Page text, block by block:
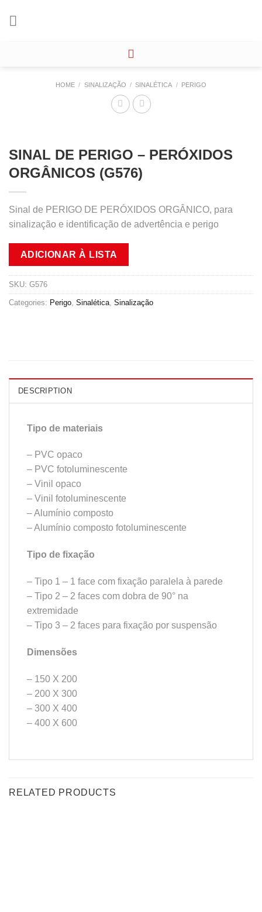
HOME / SINALIZAÇÃO / SINALÉTICA / PERIGO
SINAL DE PERIGO – PERÓXIDOS
ORGÂNICOS (G576)
Sinal de PERIGO DE PERÓXIDOS ORGÂNICO, para
sinalização e identificação de advertência e perigo
ADICIONAR À LISTA
SKU: G576
Categories: Perigo Sinalética Sinalização
DESCRIPTION
Tipo de materiais
– PVC opaco
– PVC fotoluminescente
– Vinil opaco
– Vinil fotoluminescente
– Alumínio composto
– Alumínio composto fotoluminescente
Tipo de fixação
– Tipo 1 – 1 face com fixação paralela à parede
– Tipo 2 – 2 faces com dobra de 90° na
extremidade
– Tipo 3 – 2 faces para fixação por suspensão
Dimensões
– 150 X 200
– 200 X 300
– 300 X 400
– 400 X 600
RELATED PRODUCTS